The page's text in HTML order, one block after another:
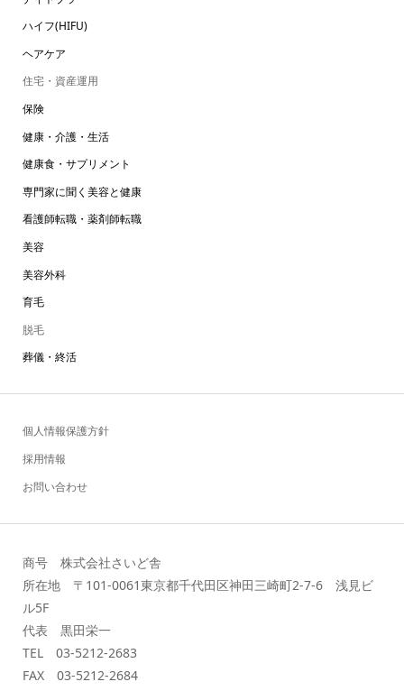
ハイフ(HIFU)
ヘアケア
住宅・資産運用
保険
健康・介護・生活
健康食・サプリメント
専門家に聞く美容と健康
看護師転職・薬剤師転職
美容
美容外科
育毛
脱毛
葬儀・終活
個人情報保護方針
採用情報
お問い合わせ
商号 株式会社さいど舎
所在地 〒101-0061東京都千代田区神田三崎町2-7-6 浅見ビ
ル5F
代表 黒田栄一
TEL 03-5212-2683
FAX 03-5212-2684